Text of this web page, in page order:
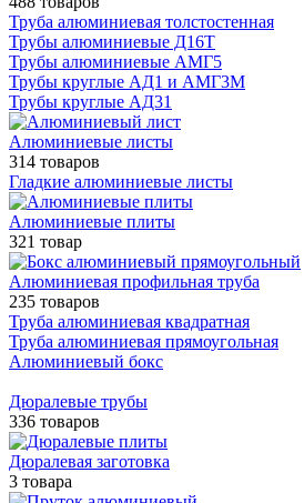
Труба алюминиевая толстостенная
Трубы алюминиевые Д16Т
Трубы алюминиевые АМГ5
Трубы круглые АД1 и АМГ3М
Трубы круглые АД31
Алюминиевые листы
314 товаров
Гладкие алюминиевые листы
Алюминиевые плиты
321 товар
Алюминиевая профильная труба
235 товаров
Труба алюминиевая квадратная
Труба алюминиевая прямоугольная
Алюминиевый бокс
Дюралевые трубы
336 товаров
Дюралевая заготовка
3 товара